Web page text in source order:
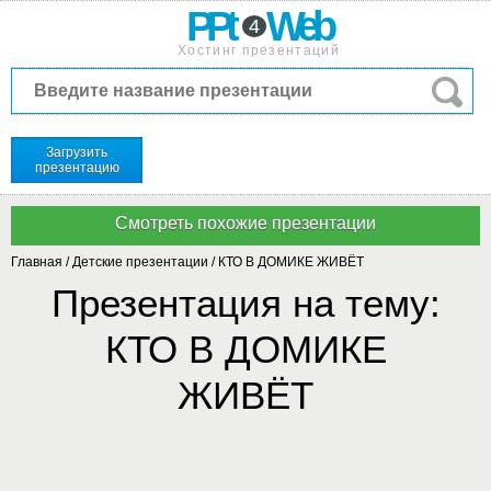
PPt 4 Web
Хостинг презентаций
Загрузить
презентацию
Главная /Детские презентации / КТО В ДОМИКЕ ЖИВЁТ
Презентация на тему:
КТО В ДОМИКЕ
ЖИВЁТ